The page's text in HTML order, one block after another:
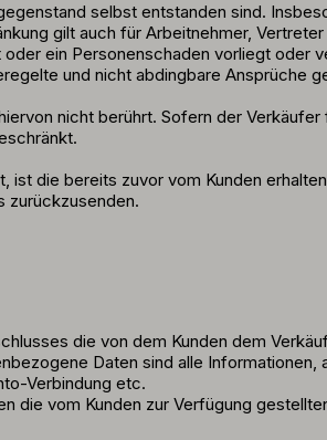
selbst entstanden sind.
gilt auch für Arbeitnehmer,
ein Personenschaden vorliegt
und nicht abdingbare Ansprüche
nicht berührt. Sofern der
die bereits zuvor vom Kunden
zurückzusenden.
die von dem Kunden dem
Daten sind alle
Verbindung etc.
die vom Kunden zur Verfügung